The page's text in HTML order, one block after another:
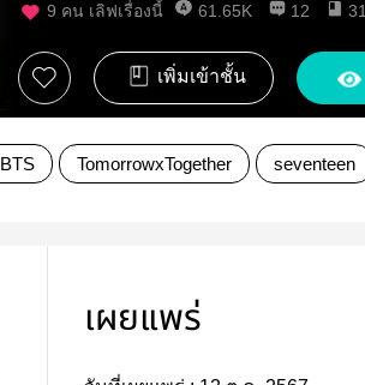
9 คน เลิฟเรื่องนี้ 61.65K 12 31
เพิ่มเข้าชั้น
BTS TomorrowxTogether seventeen
เผยแพร่